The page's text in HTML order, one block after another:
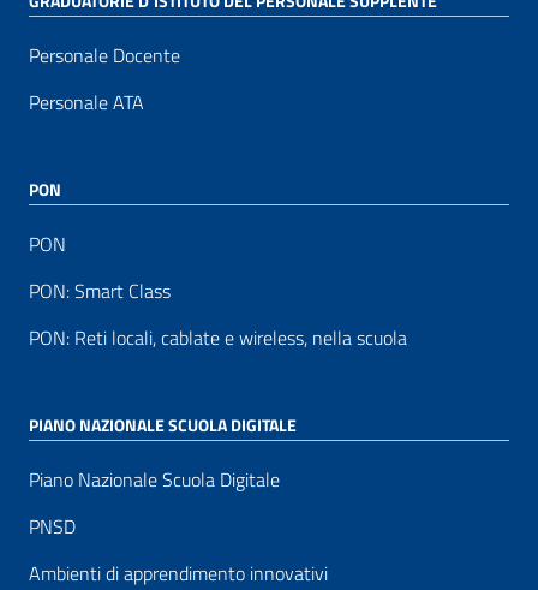
Personale Docente
Personale ATA
PON
PON
PON: Smart Class
PON: Reti locali, cablate e wireless, nella scuola
PIANO NAZIONALE SCUOLA DIGITALE
Piano Nazionale Scuola Digitale
PNSD
Ambienti di apprendimento innovativi